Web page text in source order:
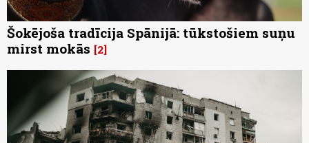
Šokējoša tradīcija Spānijā: tūkstošiem suņu
mirst mokās 2